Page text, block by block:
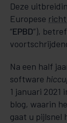
Deze
Euro­pe­­se
“EPBD”),
Na een half
software
1 januari 2021
blog, waarin
gaat u pijlsnel